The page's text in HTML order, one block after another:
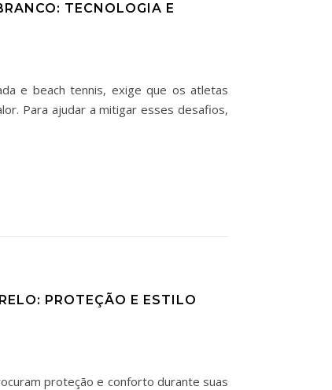
TECNOLOGIA E
e beach tennis, exige que os atletas
Para ajudar a mitigar esses desafios,
PROTEÇÃO E ESTILO
proteção e conforto durante suas